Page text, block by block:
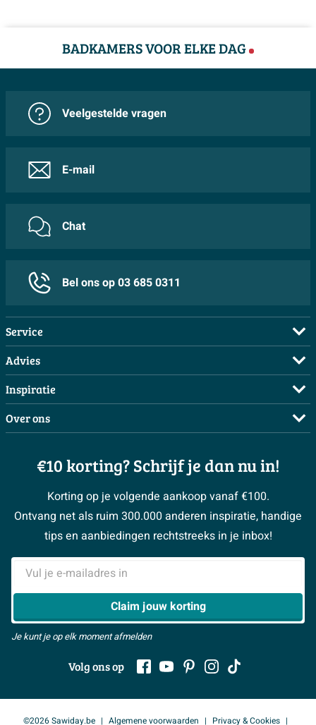
BADKAMERS VOOR ELKE DAG
Veelgestelde vragen
E-mail
Chat
Bel ons op 03 685 0311
Service
Veelgestelde vragen
Bestellen
Betalen
Bezorgen / afhalen
Garantie / klachten
Reviewbeleid
> Naar de klantenservice
Advies
Maak een afspraak
Doe de offerte check
3D tekening maken
Klustips
Klusadvies
> Alle adviesmogelijkheden
Inspiratie
Complete badkamers
Complete toiletruimtes
Moodboards
Magazine
#MySawiday
> Naar inspiratie
Over ons
Over Sawiday
Vacatures
Sawiday PRO
BeCommerce
Samenwerken
> Alles over showrooms
€10 korting? Schrijf je dan nu in!
Korting op je volgende aankoop vanaf €100.
Ontvang net als ruim 300.000 anderen inspiratie, handige
tips en aanbiedingen rechtstreeks in je inbox!
E-mailadres
Claim jouw korting
Je kunt je op elk moment afmelden
Volg ons op
©2026 Sawiday.be Algemene voorwaarden Privacy & Cookies